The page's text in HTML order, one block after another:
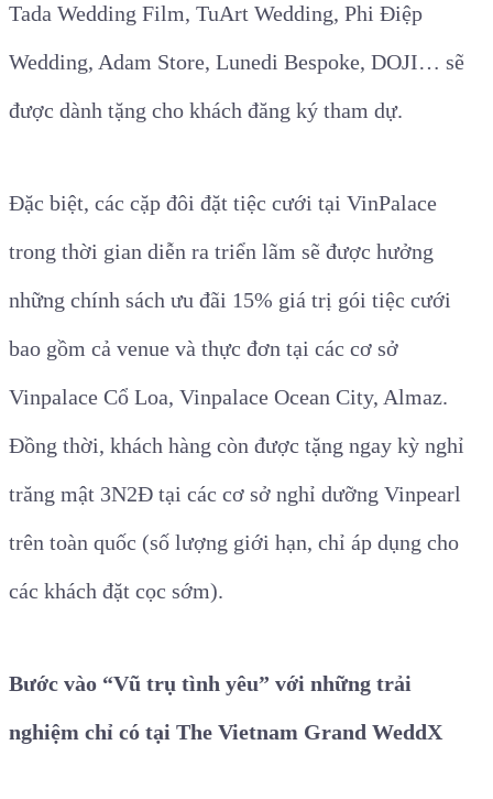
Tada Wedding Film, TuArt Wedding, Phi Điệp
Wedding, Adam Store, Lunedi Bespoke, DOJI… sẽ
được dành tặng cho khách đăng ký tham dự.
Đặc biệt, các cặp đôi đặt tiệc cưới tại VinPalace
trong thời gian diễn ra triển lãm sẽ được hưởng
những chính sách ưu đãi 15% giá trị gói tiệc cưới
bao gồm cả venue và thực đơn tại các cơ sở
Vinpalace Cổ Loa, Vinpalace Ocean City, Almaz.
Đồng thời, khách hàng còn được tặng ngay kỳ nghỉ
trăng mật 3N2Đ tại các cơ sở nghỉ dưỡng Vinpearl
trên toàn quốc (số lượng giới hạn, chỉ áp dụng cho
các khách đặt cọc sớm).
Bước vào “Vũ trụ tình yêu” với những trải
nghiệm chỉ có tại The Vietnam Grand WeddX